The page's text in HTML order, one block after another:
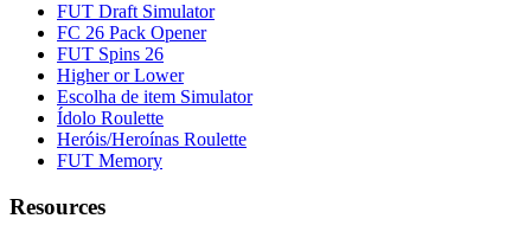
FUT Draft Simulator
FC 26 Pack Opener
FUT Spins 26
Higher or Lower
Escolha de item Simulator
Ídolo Roulette
Heróis/Heroínas Roulette
FUT Memory
Resources